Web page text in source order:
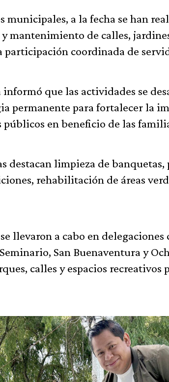
municipales, a la fecha se han
de calles,
coordinada de
que las actividades se
permanente para fortalecer la
públicos en beneficio de las
destacan limpieza de
rehabilitación de áreas
llevaron a cabo en
San Buenaventura y
calles y espacios recreativos